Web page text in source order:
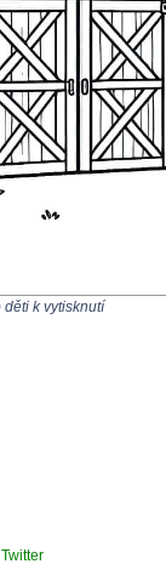
k vytisknutí
Twitter